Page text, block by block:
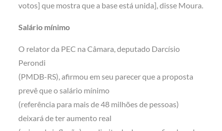
votos] que mostra que a base está unida], disse Moura.
Salário mínimo
O relator da PEC na Câmara, deputado Darcísio
Perondi
(PMDB-RS), afirmou em seu parecer que a proposta
prevê que o salário mínimo
(referência para mais de 48 milhões de pessoas)
deixará de ter aumento real